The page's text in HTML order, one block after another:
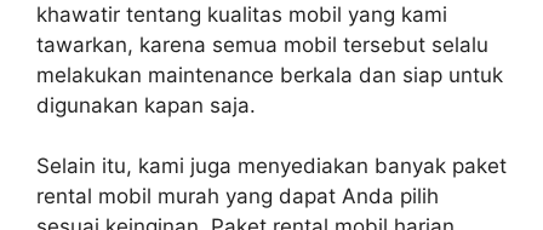
khawatir tentang kualitas mobil yang kami
tawarkan, karena semua mobil tersebut selalu
melakukan maintenance berkala dan siap untuk
digunakan kapan saja.
Selain itu, kami juga menyediakan banyak paket
rental mobil murah yang dapat Anda pilih